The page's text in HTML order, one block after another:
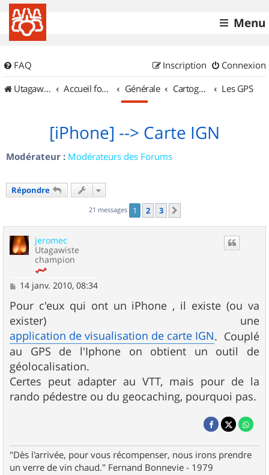
Menu
FAQ Connexion
Inscription
UtagawaVTT (Randos VTT et VTTAE avec traces GPS)
Accueil forum Générale Cartographie et GPS Les GPS
[iPhone] --> Carte IGN
Modérateur : Modérateurs des Forums
Répondre
21 messages 1 2 3
jeromec
Utagawiste
champion
M
s
s
a
g
e
14 janv. 2010, 08:34
Pour c'eux qui ont un iPhone , il existe (ou va
exister) une
application de visualisation de carte IGN. Couplé
au GPS de l'Iphone on obtient un outil de
géolocalisation.
Certes peut adapter au VTT, mais pour de la
rando pédestre ou du geocaching, pourquoi pas.
"Dès l'arrivée, pour vous récompenser, nous irons prendre
un verre de vin chaud." Fernand Bonnevie - 1979